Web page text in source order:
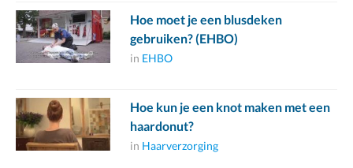
Hoe moet je een blusdeken
gebruiken? (EHBO)
in EHBO
Hoe kun je een knot maken met een
haardonut?
in Haarverzorging